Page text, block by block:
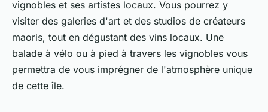
vignobles et ses artistes locaux. Vous pourrez y
visiter des galeries d'art et des studios de créateurs
maoris, tout en dégustant des vins locaux. Une
balade à vélo ou à pied à travers les vignobles vous
permettra de vous imprégner de l'atmosphère unique
de cette île.